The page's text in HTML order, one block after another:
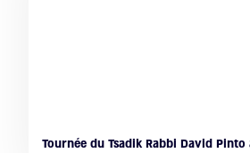
Tournée du Tsadik Rabbi David Pinto